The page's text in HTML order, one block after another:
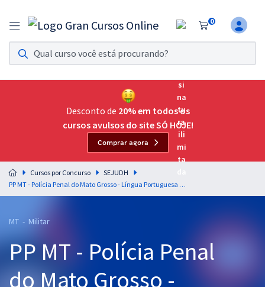
0
Assinatura Ilimitada 11
Acesso a todos os cursos. Teste grátis por 7 dias!
Assinatura OAB Até Passar
Acesso ilimitado a toda preparação para o Exame da
Residências Multiprofissionais
Preparação completa e intensiva para as principais
residências em saúde do Brasil
Cursos 20% OFF
Pós
Desconto de 20% em todos os
cursos avulsos do site SÓ HOJE!
Comprar agora
Cursos por Concurso
SEJUDH
PP MT - Polícia Penal do Mato Grosso - Língua Portuguesa par o Cargo: Policial Penal - Professores: Elias Santana e Vânia Araújo
MT - Militar
PP MT - Polícia Penal
do Mato Grosso -